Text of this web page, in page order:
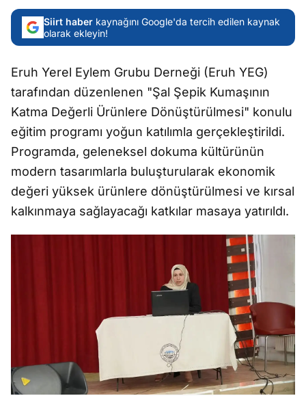
Siirt haber kaynağını Google'da tercih edilen kaynak
olarak ekleyin!
Eruh Yerel Eylem Grubu Derneği (Eruh YEG)
tarafından düzenlenen "Şal Şepik Kumaşının
Katma Değerli Ürünlere Dönüştürülmesi" konulu
eğitim programı yoğun katılımla gerçekleştirildi.
Programda, geleneksel dokuma kültürünün
modern tasarımlarla buluşturularak ekonomik
değeri yüksek ürünlere dönüştürülmesi ve kırsal
kalkınmaya sağlayacağı katkılar masaya yatırıldı.